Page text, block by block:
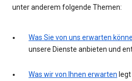
unter anderem folgende Themen:
Was Sie von uns erwarten
unsere Dienste anbieten und
Was wir von Ihnen erwarten